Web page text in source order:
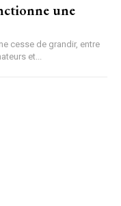
une
cesse de grandir, entre
et...